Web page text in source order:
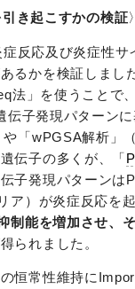
き起こすかの検証〉
反応及び炎症性
るかを検証しま
法」を使うことで
子発現パターン
「wPGSA解析」
伝子の多くが、「
子発現パターン
）が炎症反応を
制能を増加させ、
られました。
恒常性維持に